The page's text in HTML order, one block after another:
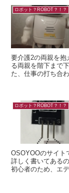
ロボット？ROBOT？！？
要介護2の両親を抱
る両親を階下まで
た、仕事の打ち合
ロボット？ROBOT？！？
OSOYOOのサイト
詳しく書いてある
初心者のため、エ